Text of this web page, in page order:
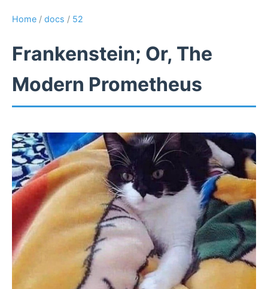
Home / docs / 52
Frankenstein; Or, The
Modern Prometheus